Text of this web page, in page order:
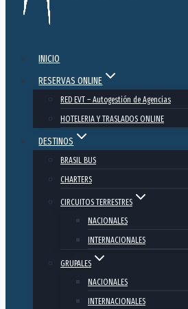
INICIO
RESERVAS ONLINE
RED EVT – Autogestión de Agencias
HOTELERIA Y TRASLADOS ONLINE
DESTINOS
BRASIL BUS
CHARTERS
CIRCUITOS TERRESTRES
NACIONALES
INTERNACIONALES
GRUPALES
NACIONALES
INTERNACIONALES